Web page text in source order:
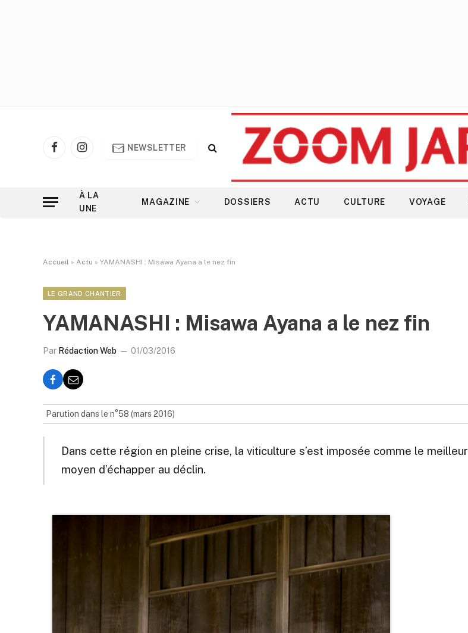
FacebookInstagram
NEWSLETTER
À LA
UNE
MAGAZINE DOSSIERS ACTU CULTURE VOYAGE
Accueil » Actu » YAMANASHI : Misawa Ayana a le nez fin
LE GRAND CHANTIER
YAMANASHI : Misawa Ayana a le nez fin
Par Rédaction Web 01/03/2016
Parution dans le n°58 (mars 2016)
Dans cette région en pleine crise, la viticulture s’est imposée comme le meilleur
moyen d’échapper au déclin.